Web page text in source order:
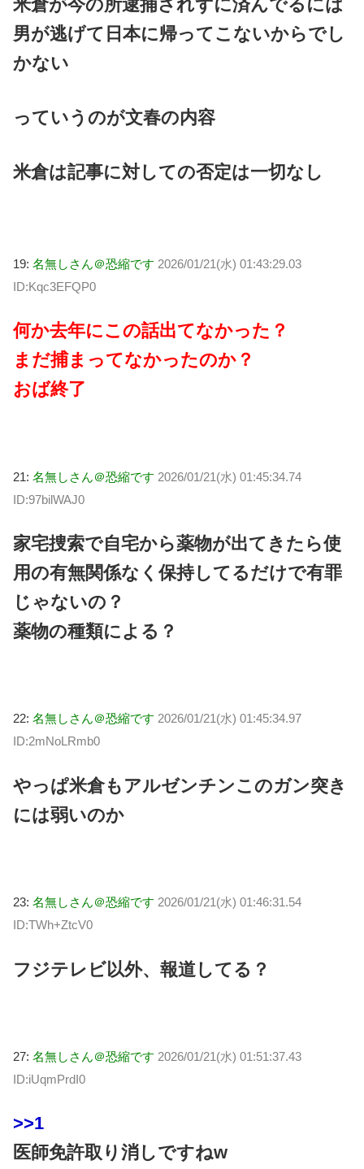
米倉が今の所逮捕されずに済んでるには
男が逃げて日本に帰ってこないからでし
かない
っていうのが文春の内容
米倉は記事に対しての否定は一切なし
19: 名無しさん＠恐縮です 2026/01/21(水) 01:43:29.03
ID:Kqc3EFQP0
何か去年にこの話出てなかった？
まだ捕まってなかったのか？
おば終了
21: 名無しさん＠恐縮です 2026/01/21(水) 01:45:34.74
ID:97bilWAJ0
家宅捜索で自宅から薬物が出てきたら使
用の有無関係なく保持してるだけで有罪
じゃないの？
薬物の種類による？
22: 名無しさん＠恐縮です 2026/01/21(水) 01:45:34.97
ID:2mNoLRmb0
やっぱ米倉もアルゼンチンこのガン突き
には弱いのか
23: 名無しさん＠恐縮です 2026/01/21(水) 01:46:31.54
ID:TWh+ZtcV0
フジテレビ以外、報道してる？
27: 名無しさん＠恐縮です 2026/01/21(水) 01:51:37.43
ID:iUqmPrdI0
>>1
医師免許取り消しですねw